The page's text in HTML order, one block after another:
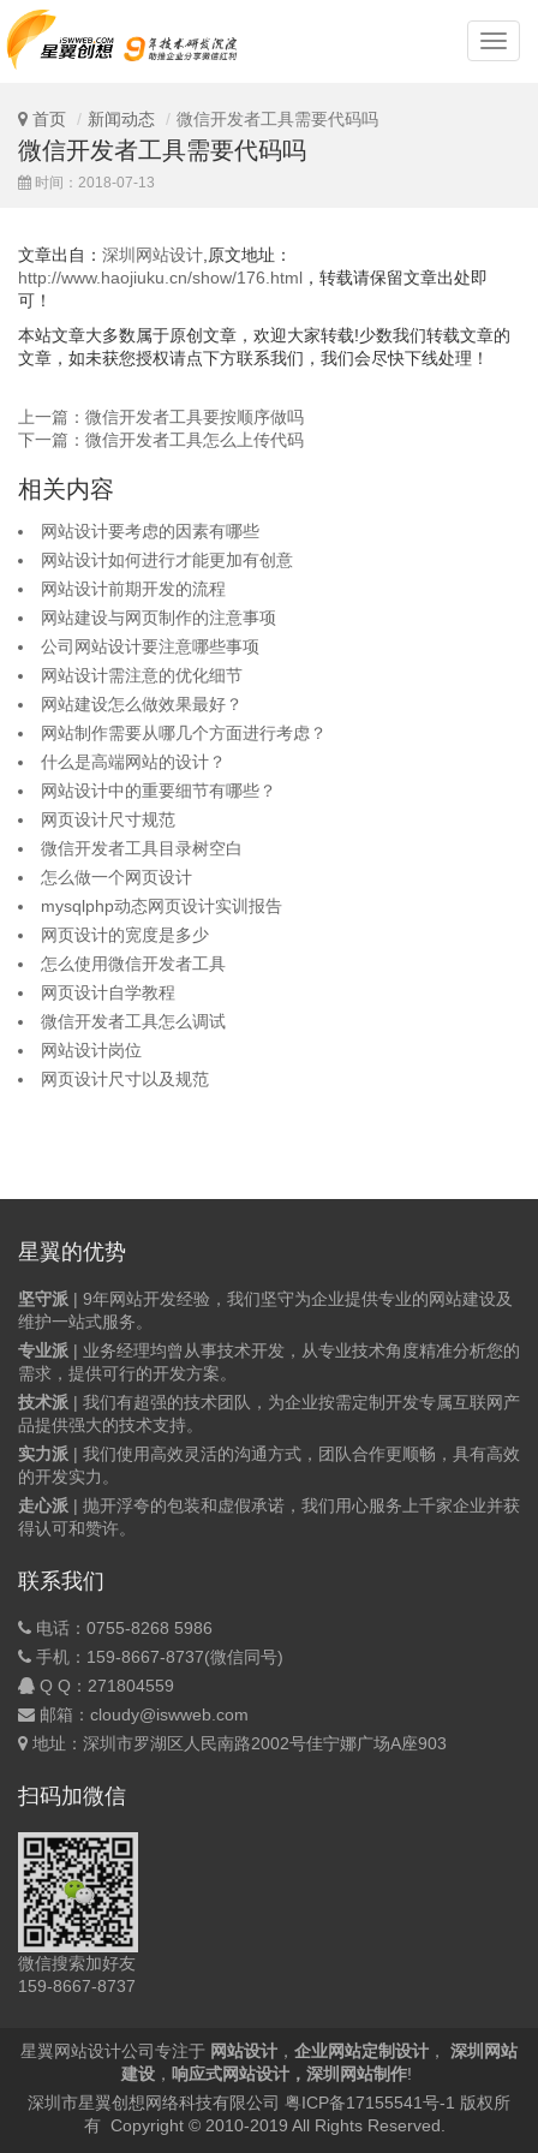
深
圳
首页 新闻动态 微信开发者工具需要代码吗
微信开发者工具需要代码吗
时间：2018-07-13
文章出自： 深圳网站设计 ,原文地址：
http://www.haojiuku.cn/show/176.html ，转载请保留文章出处即
可！
本站文章大多数属于原创文章，欢迎大家转载!少数我们转载文章的
文章，如未获您授权请点下方联系我们，我们会尽快下线处理！
上一篇：微信开发者工具要按顺序做吗
下一篇：微信开发者工具怎么上传代码
相关内容
网站设计要考虑的因素有哪些
网站设计如何进行才能更加有创意
网站设计前期开发的流程
网站建设与网页制作的注意事项
公司网站设计要注意哪些事项
网站设计需注意的优化细节
网站建设怎么做效果最好？
网站制作需要从哪几个方面进行考虑？
什么是高端网站的设计？
网站设计中的重要细节有哪些？
网页设计尺寸规范
微信开发者工具目录树空白
怎么做一个网页设计
mysqlphp动态网页设计实训报告
网页设计的宽度是多少
怎么使用微信开发者工具
网页设计自学教程
微信开发者工具怎么调试
网站设计岗位
网页设计尺寸以及规范
星翼的优势
坚守派 | 9年网站开发经验，我们坚守为企业提供专业的网站建设及
维护一站式服务。
专业派 | 业务经理均曾从事技术开发，从专业技术角度精准分析您的
需求，提供可行的开发方案。
技术派 | 我们有超强的技术团队，为企业按需定制开发专属互联网产
品提供强大的技术支持。
实力派 | 我们使用高效灵活的沟通方式，团队合作更顺畅，具有高效
的开发实力。
走心派 | 抛开浮夸的包装和虚假承诺，我们用心服务上千家企业并获
得认可和赞许。
联系我们
电话：0755-8268 5986
手机：159-8667-8737(微信同号)
Q Q： 271804559
邮箱：cloudy@iswweb.com
地址：深圳市罗湖区人民南路2002号佳宁娜广场A座903
扫码加微信
微信搜索加好友
159-8667-8737
星翼网站设计公司专注于 网站设计 ， 企业网站定制设计 ，
深圳网站
建设 ， 响应式网站设计 ， 深圳网站制作!
深圳市星翼创想网络科技有限公司 粤ICP备17155541号-1 版权所
有 Copyright © 2010-2019 All Rights Reserved.